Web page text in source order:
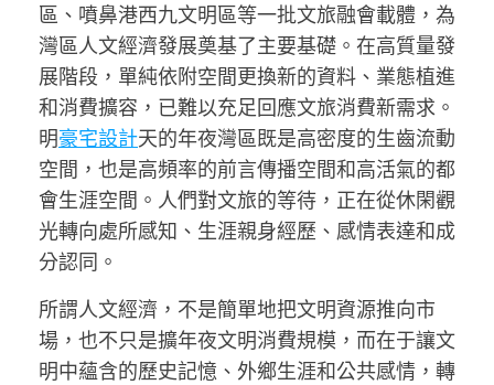
區、噴鼻港西九文明區等一批文旅融會載體，為
灣區人文經濟發展奠基了主要基礎。在高質量發
展階段，單純依附空間更換新的資料、業態植進
和消費擴容，已難以充足回應文旅消費新需求。
明豪宅設計天的年夜灣區既是高密度的生齒流動
空間，也是高頻率的前言傳播空間和高活氣的都
會生涯空間。人們對文旅的等待，正在從休閑觀
光轉向處所感知、生涯親身經歷、感情表達和成
分認同。
所謂人文經濟，不是簡單地把文明資源推向市
場，也不只是擴年夜文明消費規模，而在于讓文
明中蘊含的歷史記憶、外鄉生涯和公共感情，轉